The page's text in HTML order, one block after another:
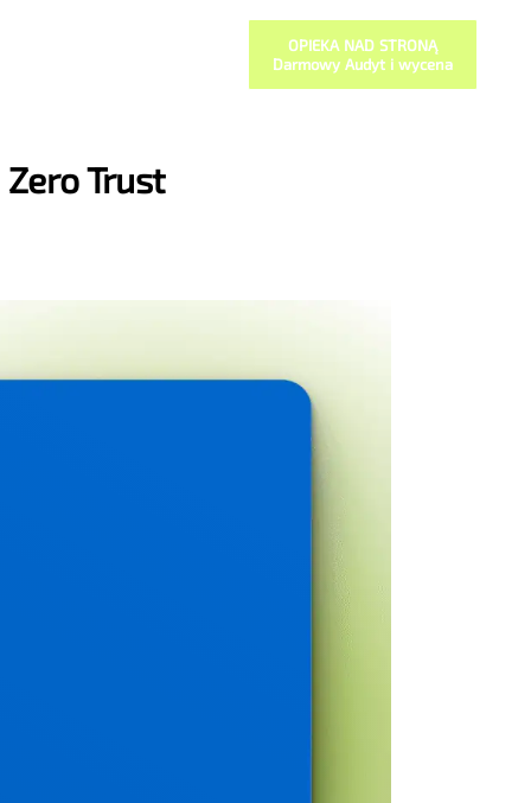
OPIEKA NAD STRONĄ
Darmowy Audyt i wycena
Trust